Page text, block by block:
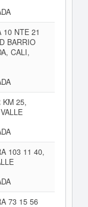
10 NTE 21
BARRIO
CALI,
KM 25,
103 11 40,
73 15 56